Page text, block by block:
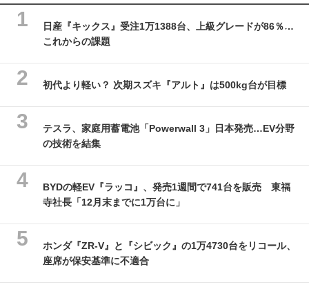
日産『キックス』受注1万1388台、上級グレードが86％…
これからの課題
初代より軽い？ 次期スズキ『アルト』は500kg台が目標
テスラ、家庭用蓄電池「Powerwall 3」日本発売…EV分野
の技術を結集
BYDの軽EV『ラッコ』、発売1週間で741台を販売 東福
寺社長「12月末までに1万台に」
ホンダ『ZR-V』と『シビック』の1万4730台をリコール、
座席が保安基準に不適合